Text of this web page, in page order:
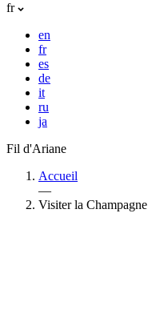
fr
en
fr
es
de
it
ru
ja
Fil d'Ariane
Accueil
—
Visiter la Champagne